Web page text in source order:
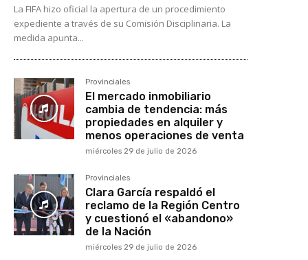
La FIFA hizo oficial la apertura de un procedimiento
expediente a través de su Comisión Disciplinaria. La
medida apunta...
Provinciales
El mercado inmobiliario
cambia de tendencia: más
propiedades en alquiler y
menos operaciones de venta
miércoles 29 de julio de 2026
Provinciales
Clara García respaldó el
reclamo de la Región Centro
y cuestionó el «abandono»
de la Nación
miércoles 29 de julio de 2026